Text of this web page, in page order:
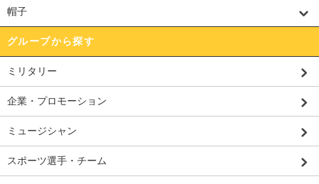
帽子
グループから探す
ミリタリー
企業・プロモーション
ミュージシャン
スポーツ選手・チーム